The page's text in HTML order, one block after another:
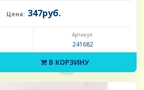
Цена: 347руб.
Артикул:
241682
В КОРЗИНУ